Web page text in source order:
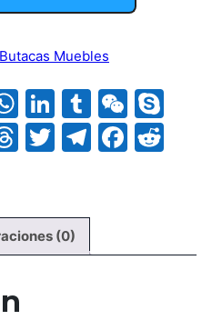
Butacas Muebles
WhatsApp
LinkedIn
Tumblr
Threads
Twitter
Telegram
(0)